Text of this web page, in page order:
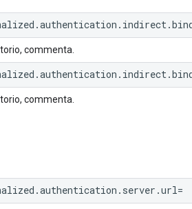
commenta.
commenta.